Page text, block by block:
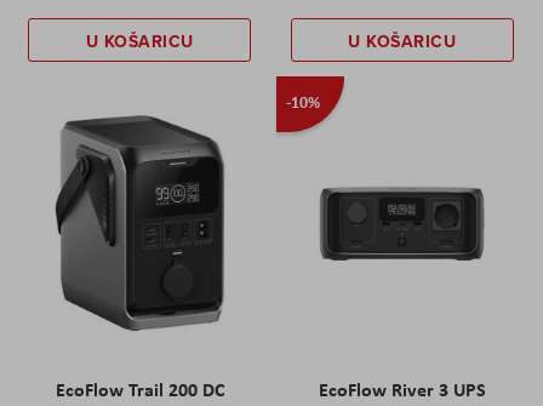
U KOŠARICU U KOŠARICU
EcoFlow Trail 200 DC
-10%
EcoFlow River 3 UPS